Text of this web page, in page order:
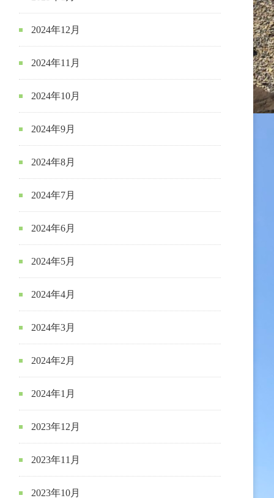
2024年12月
2024年11月
2024年10月
2024年9月
2024年8月
2024年7月
2024年6月
2024年5月
2024年4月
2024年3月
2024年2月
2024年1月
2023年12月
2023年11月
2023年10月